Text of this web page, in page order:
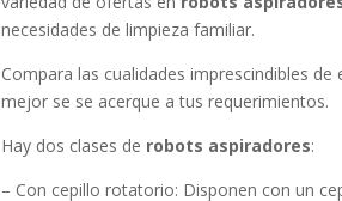
necesidades de limpieza familiar.
Compara las cualidades imprescindibles
mejor se se acerque a tus requerimientos.
Hay dos clases de robots aspiradores:
– Con cepillo rotatorio: Disponen con un